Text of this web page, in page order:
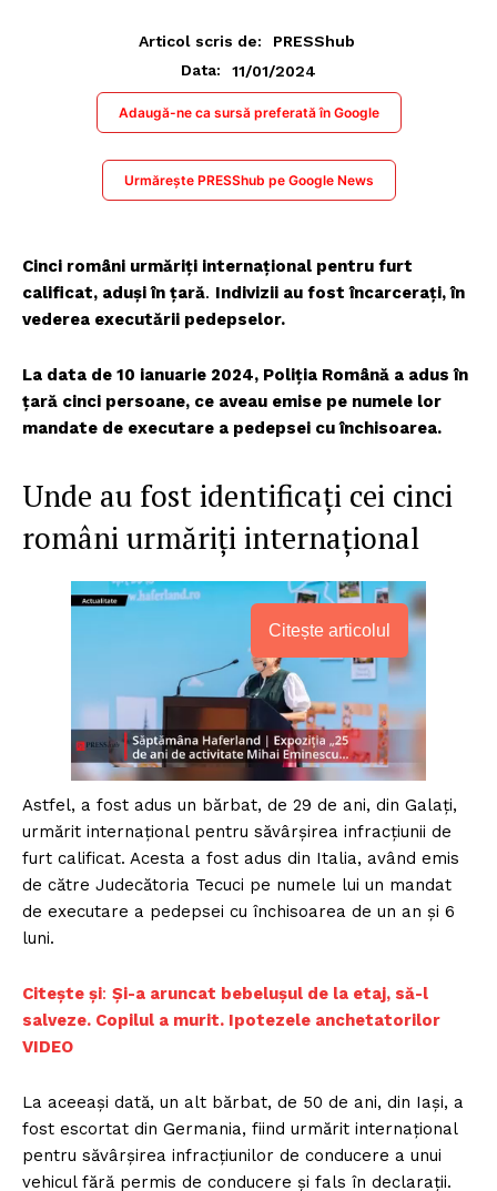
Articol scris de:
PRESShub
Data:
11/01/2024
Adaugă-ne ca sursă preferată în Google
Urmărește PRESShub pe Google News
Cinci români urmăriți internațional pentru furt
calificat, aduși în țară. Indivizii au fost încarcerați, în
vederea executării pedepselor.
La data de 10 ianuarie 2024, Poliția Română a adus în
țară cinci persoane, ce aveau emise pe numele lor
mandate de executare a pedepsei cu închisoarea.
Unde au fost identificați cei cinci
români urmăriți internațional
Citește articolul
Astfel, a fost adus un bărbat, de 29 de ani, din Galați,
urmărit internațional pentru săvârșirea infracțiunii de
furt calificat. Acesta a fost adus din Italia, având emis
de către Judecătoria Tecuci pe numele lui un mandat
de executare a pedepsei cu închisoarea de un an și 6
luni.
Citește și: Și-a aruncat bebeluşul de la etaj, să-l
salveze. Copilul a murit. Ipotezele anchetatorilor
VIDEO
La aceeași dată, un alt bărbat, de 50 de ani, din Iași, a
fost escortat din Germania, fiind urmărit internațional
pentru săvârșirea infracțiunilor de conducere a unui
vehicul fără permis de conducere și fals în declarații.